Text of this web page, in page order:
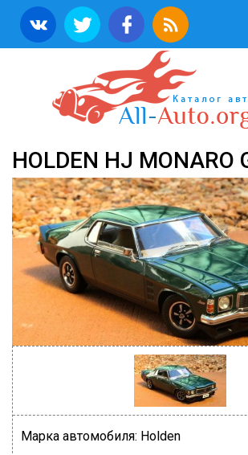
HOLDEN HJ MONARO
Марка автомобиля: Holden